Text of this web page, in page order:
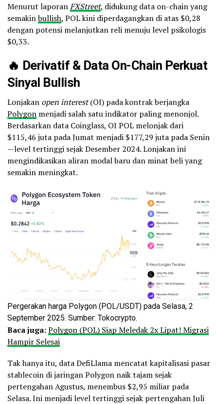
Menurut laporanFXStreet, didukung data on-chain yang
semakinbullish, POL kini diperdagangkan di atas $0,28
dengan potensi melanjutkan reli menuju level psikologis
$0,33.
🔥 Derivatif & Data On-Chain Perkuat
Sinyal Bullish
Lonjakan open interest(OI) pada kontrak berjangka
Polygon menjadi salah satu indikator paling menonjol.
Berdasarkan data Coinglass, OI POL melonjak dari
$115,46 juta pada Jumat menjadi $177,29 juta pada Senin
—level tertinggi sejak Desember 2024. Lonjakan ini
mengindikasikan aliran modal baru dan minat beli yang
semakin meningkat.
Pergerakan harga Polygon (POL/USDT) pada Selasa, 2
September 2025. Sumber: Tokocrypto.
Baca juga:Polygon (POL) Siap Meledak 2x Lipat! Migrasi
Hampir Selesai
Tak hanya itu, data DefiLlama mencatat kapitalisasi pasar
stablecoin di jaringan Polygon naik tajam sejak
pertengahan Agustus, menembus $2,95 miliar pada
Selasa. Ini menjadi level tertinggi sejak pertengahan Juli